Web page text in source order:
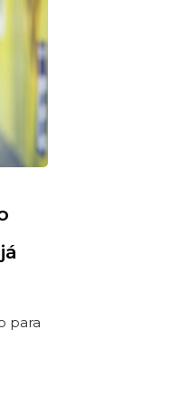
para